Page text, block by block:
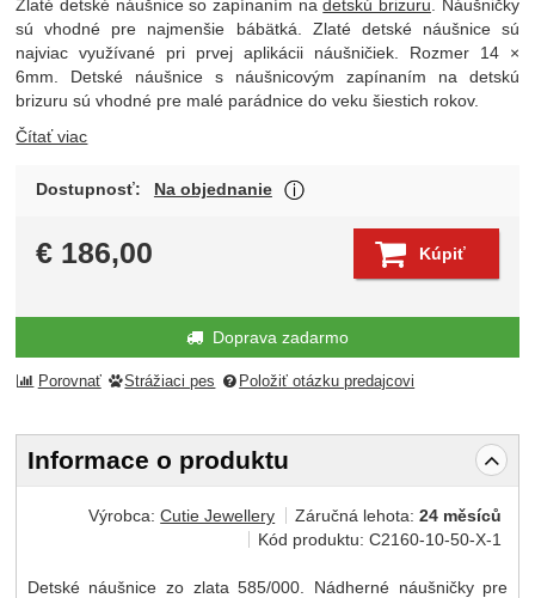
Zlaté detské náušnice so zapínaním nadetskú brizuru . Náušničky
sú vhodné pre najmenšie bábätká. Zlaté detské náušnice sú
najviac využívané pri prvej aplikácii náušničiek. Rozmer 14 ×
6mm. Detské náušnice s náušnicovým zapínaním na detskú
brizuru sú vhodné pre malé parádnice do veku šiestich rokov.
Čítať viac
Dostupnosť: Na objednanie
€ 186,00 Kúpiť
Doprava zadarmo
Porovnať Strážiaci pes Položiť otázku predajcovi
Informace o produktu
Výrobca:Cutie Jewellery Záručná lehota:24 měsíců
Kód produktu:C2160-10-50-X-1
Detské náušnice zo zlata 585/000. Nádherné náušničky pre